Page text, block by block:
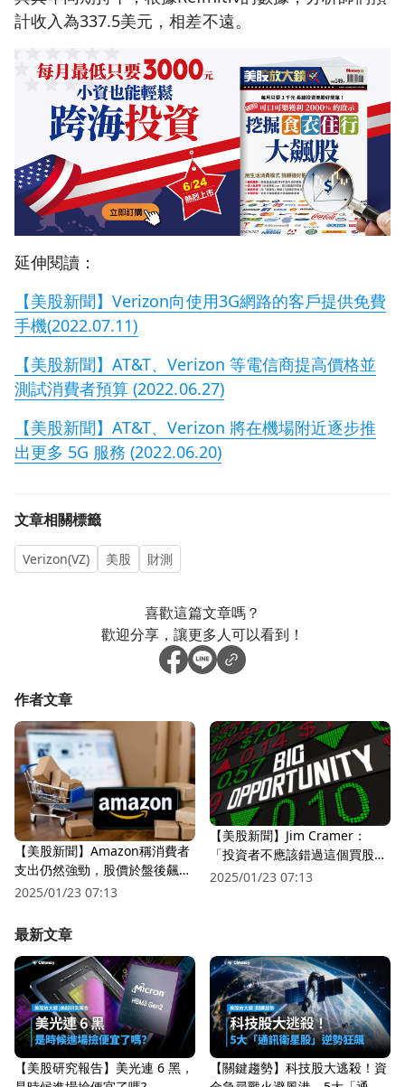
計收入為337.5美元，相差不遠。
延伸閱讀：
【美股新聞】Verizon向使用3G網路的客戶提供免費
手機(2022.07.11)
【美股新聞】AT&T、Verizon 等電信商提高價格並
測試消費者預算 (2022.06.27)
【美股新聞】AT&T、Verizon 將在機場附近逐步推
出更多 5G 服務 (2022.06.20)
文章相關標籤
Verizon(VZ) 美股 財測
喜歡這篇文章嗎？
歡迎分享，讓更多人可以看到！
作者文章
【美股新聞】Amazon稱消費者
支出仍然強勁，股價於盤後飆漲
超過13%(2022.07.29)
2025/01/23 07:13
【美股新聞】Jim Cramer：
「投資者不應該錯過這個買股票
的時機點」(2022.07.29)
2025/01/23 07:13
最新文章
【美股研究報告】美光連 6 黑，
【關鍵趨勢】科技股大逃殺！資